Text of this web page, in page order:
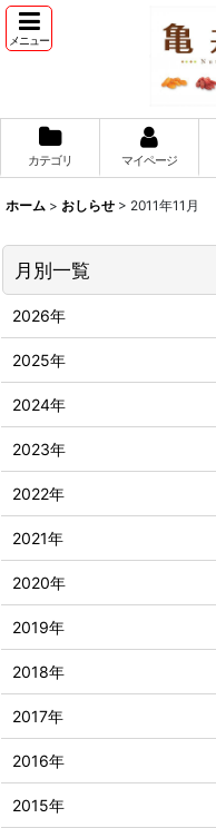
メニュー
カテゴリ マイページ
ホーム > おしらせ > 2011年11月
月別一覧
2026年
2025年
2024年
2023年
2022年
2021年
2020年
2019年
2018年
2017年
2016年
2015年